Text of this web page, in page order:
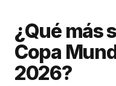
¿Qué más
Copa
2026?